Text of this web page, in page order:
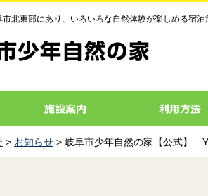
北東部にあり、いろいろな自然体験が楽しめる宿泊
> お知らせ > 岐阜市少年自然の家【公式】